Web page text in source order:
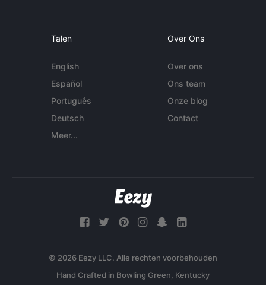
Talen
English
Español
Português
Deutsch
Meer...
Over Ons
Over ons
Ons team
Onze blog
Contact
© 2026 Eezy LLC. Alle rechten voorbehouden